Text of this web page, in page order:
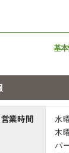
基
業時間
水
木
パ